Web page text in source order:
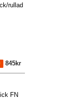
rullad
845kr
FN